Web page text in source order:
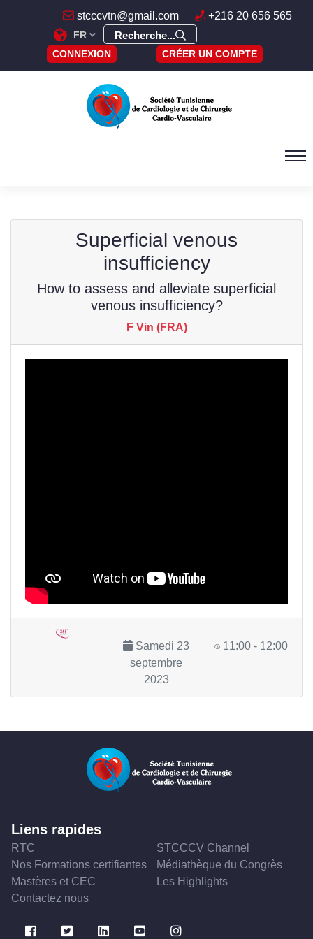
stcccvtn@gmail.com +216 20 656 565
FR Recherche...
CONNEXION CRÉER UN COMPTE
Superficial venous
insufficiency
How to assess and alleviate superficial
venous insufficiency?
F Vin (FRA)
Samedi 23
septembre
2023
11:00 - 12:00
Liens rapides
RTC
STCCCV Channel
Nos Formations certifiantes
Médiathèque du Congrès
Mastères et CEC
Les Highlights
Contactez nous